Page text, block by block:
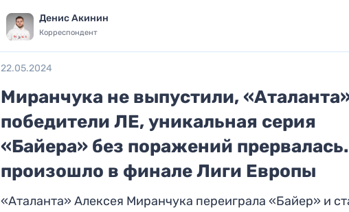
Денис Акинин
Корреспондент
22.05.2024
Миранчука не выпустили,
победители ЛЕ, уникальная серия
«Байера» без поражений
произошло в финале Лиги Европы
«Аталанта» Алексея Миранчука переиграла «Байер» и